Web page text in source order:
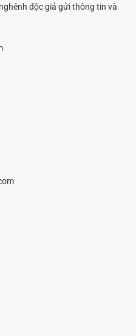
độc giả gửi thông tin và